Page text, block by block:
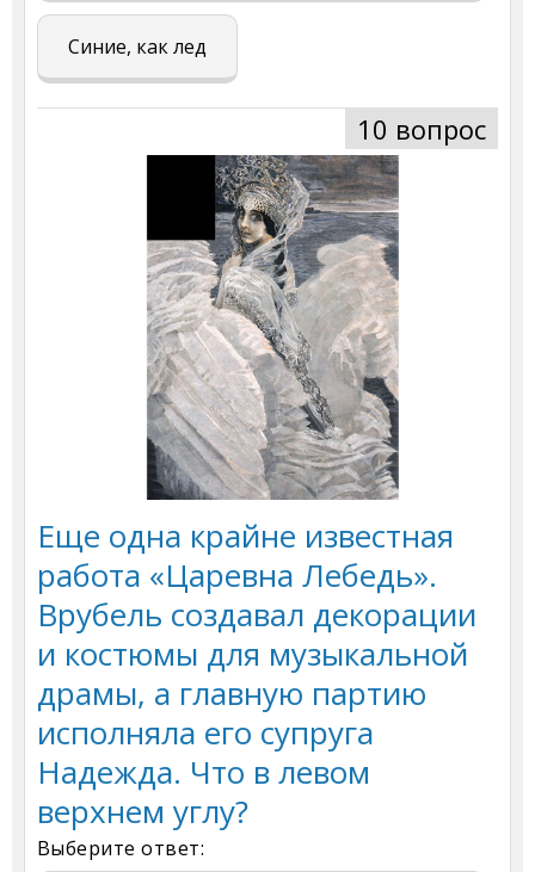
Синие, как лед
10 вопрос
Еще одна крайне известная
работа «Царевна Лебедь».
Врубель создавал декорации
и костюмы для музыкальной
драмы, а главную партию
исполняла его супруга
Надежда. Что в левом
верхнем углу?
Выберите ответ: